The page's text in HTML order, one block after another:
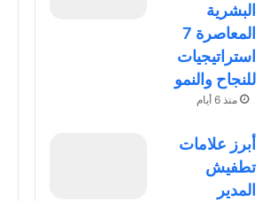
البشرية
المعاصرة 7
استراتيجيات
للنجاح والنمو
منذ 6 أيام
أبرز علامات
تطفيش
المدير